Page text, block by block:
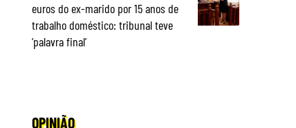
euros do ex-marido por 15 anos de
trabalho doméstico: tribunal teve
‘palavra final’
OPINIÃO